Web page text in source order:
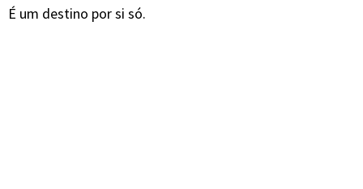
É um destino por si só.